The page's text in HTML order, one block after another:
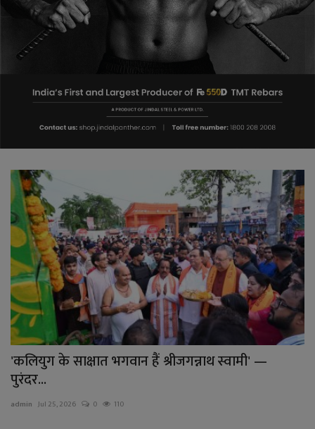
'कलियुग के साक्षात भगवान हैं श्रीजगन्नाथ स्वामी' —
पुरंदर...
admin Jul 25, 2026 0 110